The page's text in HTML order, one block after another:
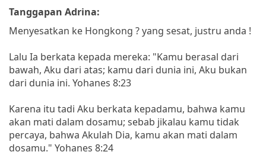
Tanggapan Adrina:
Menyesatkan ke Hongkong ? yang sesat, justru anda !
Lalu Ia berkata kepada mereka: "Kamu berasal dari
bawah, Aku dari atas; kamu dari dunia ini, Aku bukan
dari dunia ini. Yohanes 8:23
Karena itu tadi Aku berkata kepadamu, bahwa kamu
akan mati dalam dosamu; sebab jikalau kamu tidak
percaya, bahwa Akulah Dia, kamu akan mati dalam
dosamu." Yohanes 8:24